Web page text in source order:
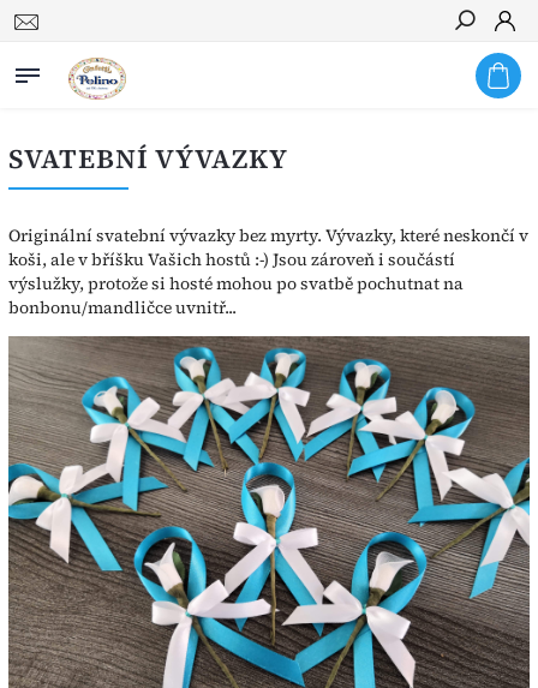
Hledat
SVATEBNÍ VÝVAZKY
Originální svatební vývazky bez myrty. Vývazky, které neskončí v
koši, ale v bříšku Vašich hostů :-) Jsou zároveň i součástí
výslužky, protože si hosté mohou po svatbě pochutnat na
bonbonu/mandličce uvnitř...